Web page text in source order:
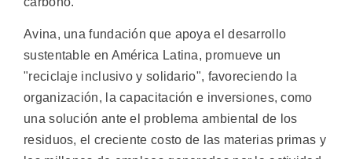
Avina, una fundación que apoya el desarrollo
sustentable en América Latina, promueve un
"reciclaje inclusivo y solidario", favoreciendo la
organización, la capacitación e inversiones, como
una solución ante el problema ambiental de los
residuos, el creciente costo de las materias primas y